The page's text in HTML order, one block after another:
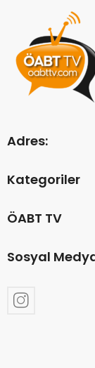
Adres:
Kategoriler
ÖABT TV
Sosyal